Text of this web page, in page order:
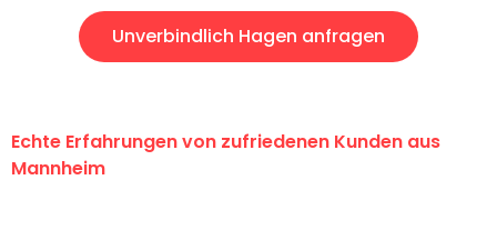
Unverbindlich Hagen anfragen
Echte Erfahrungen von zufriedenen Kunden aus
Mannheim